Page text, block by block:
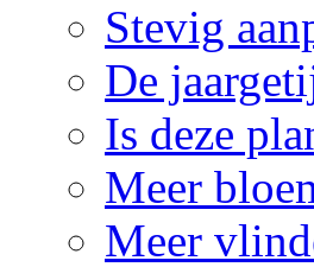
Stevig
De
Is deze
Meer
Meer